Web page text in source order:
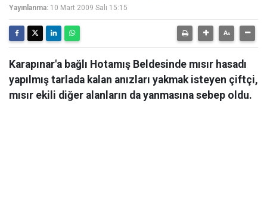
Yayınlanma: 10 Mart 2009 Salı 15:15
Karapınar'a bağlı Hotamış Beldesinde mısır hasadı
yapılmış tarlada kalan anızları yakmak isteyen çiftçi,
mısır ekili diğer alanların da yanmasına sebep oldu.